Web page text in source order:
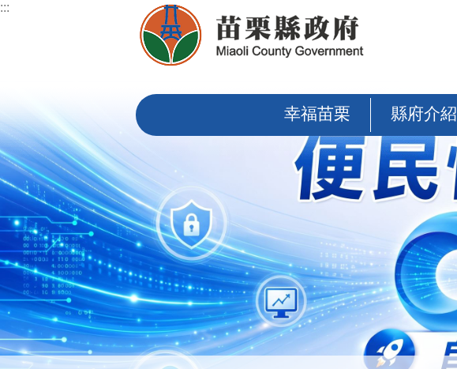
跳到主要內容區塊
:::
幸福苗栗 縣府介紹